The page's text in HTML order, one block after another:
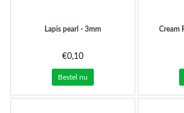
Lapis pearl - 3mm
€0,10
Bestel nu
Cream